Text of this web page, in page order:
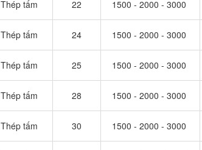
Thép tấm 22 1500 - 2000 - 3000
Thép tấm 24 1500 - 2000 - 3000
Thép tấm 25 1500 - 2000 - 3000
Thép tấm 28 1500 - 2000 - 3000
Thép tấm 30 1500 - 2000 - 3000